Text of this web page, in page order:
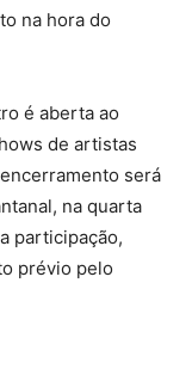
na hora do
é aberta ao
de artistas
será
na quarta
participação,
prévio pelo